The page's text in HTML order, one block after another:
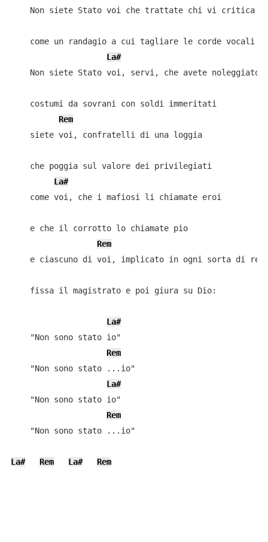
    Non siete Stato voi che trattate chi vi critica
    come un randagio a cui tagliare le corde vocali
La#
    Non siete Stato voi, servi, che avete noleggiato
    costumi da sovrani con soldi immeritati
Rem
    siete voi, confratelli di una loggia
    che poggia sul valore dei privilegiati
La#
    come voi, che i mafiosi li chiamate eroi
    e che il corrotto lo chiamate pio
Rem
e ciascuno di voi, implicato in ogni sorta di
    fissa il magistrato e poi giura su Dio:
La#
    "Non sono stato io"
Rem
    "Non sono stato ...io"
La#
    "Non sono stato io"
Rem
    "Non sono stato ...io"
La# Rem La# Rem